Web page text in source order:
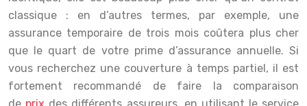
classique : en d’autres termes, par exemple, une
assurance temporaire de trois mois coûtera plus cher
que le quart de votre prime d’assurance annuelle. Si
vous recherchez une couverture à temps partiel, il est
fortement recommandé de faire la comparaison
de prix des différents assureurs, en utilisant le service